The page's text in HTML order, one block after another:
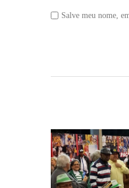
Salve meu nome,